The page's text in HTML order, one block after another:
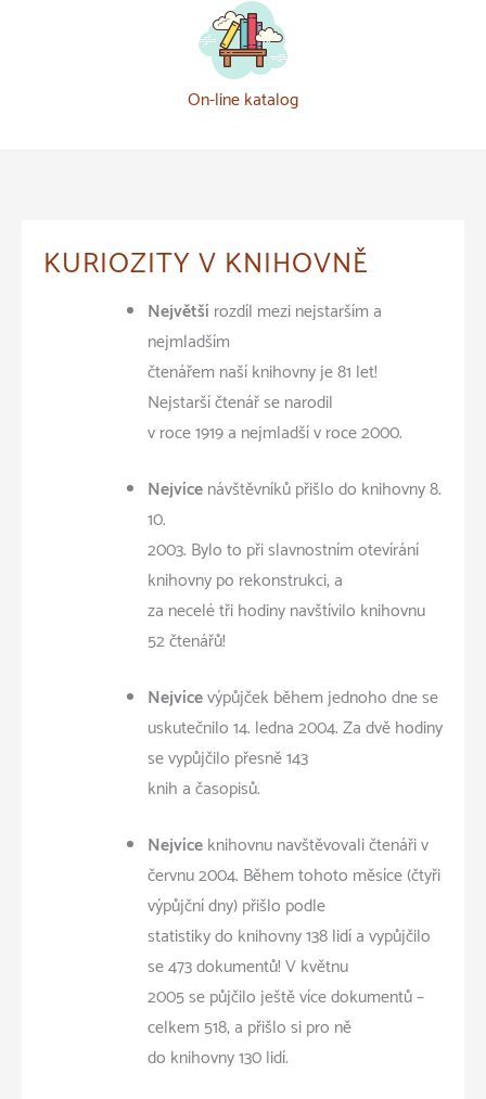
On-line katalog
KURIOZITY V KNIHOVNĚ
Největší rozdíl mezi nejstarším a
nejmladším
čtenářem naší knihovny je 81 let!
Nejstarší čtenář se narodil
v roce 1919 a nejmladší v roce 2000.
Nejvícenávštěvníků přišlo do knihovny 8.
10.
2003. Bylo to při slavnostním otevírání
knihovny po rekonstrukci, a
za necelé tři hodiny navštívilo knihovnu
52 čtenářů!
Nejvícevýpůjček během jednoho dne se
uskutečnilo 14. ledna 2004. Za dvě hodiny
se vypůjčilo přesně 143
knih a časopisů.
Nejvíceknihovnu navštěvovali čtenáři v
červnu 2004. Během tohoto měsíce (čtyři
výpůjční dny) přišlo podle
statistiky do knihovny 138 lidí a vypůjčilo
se 473 dokumentů! V květnu
2005 se půjčilo ještě více dokumentů –
celkem 518, a přišlo si pro ně
do knihovny 130 lidí.